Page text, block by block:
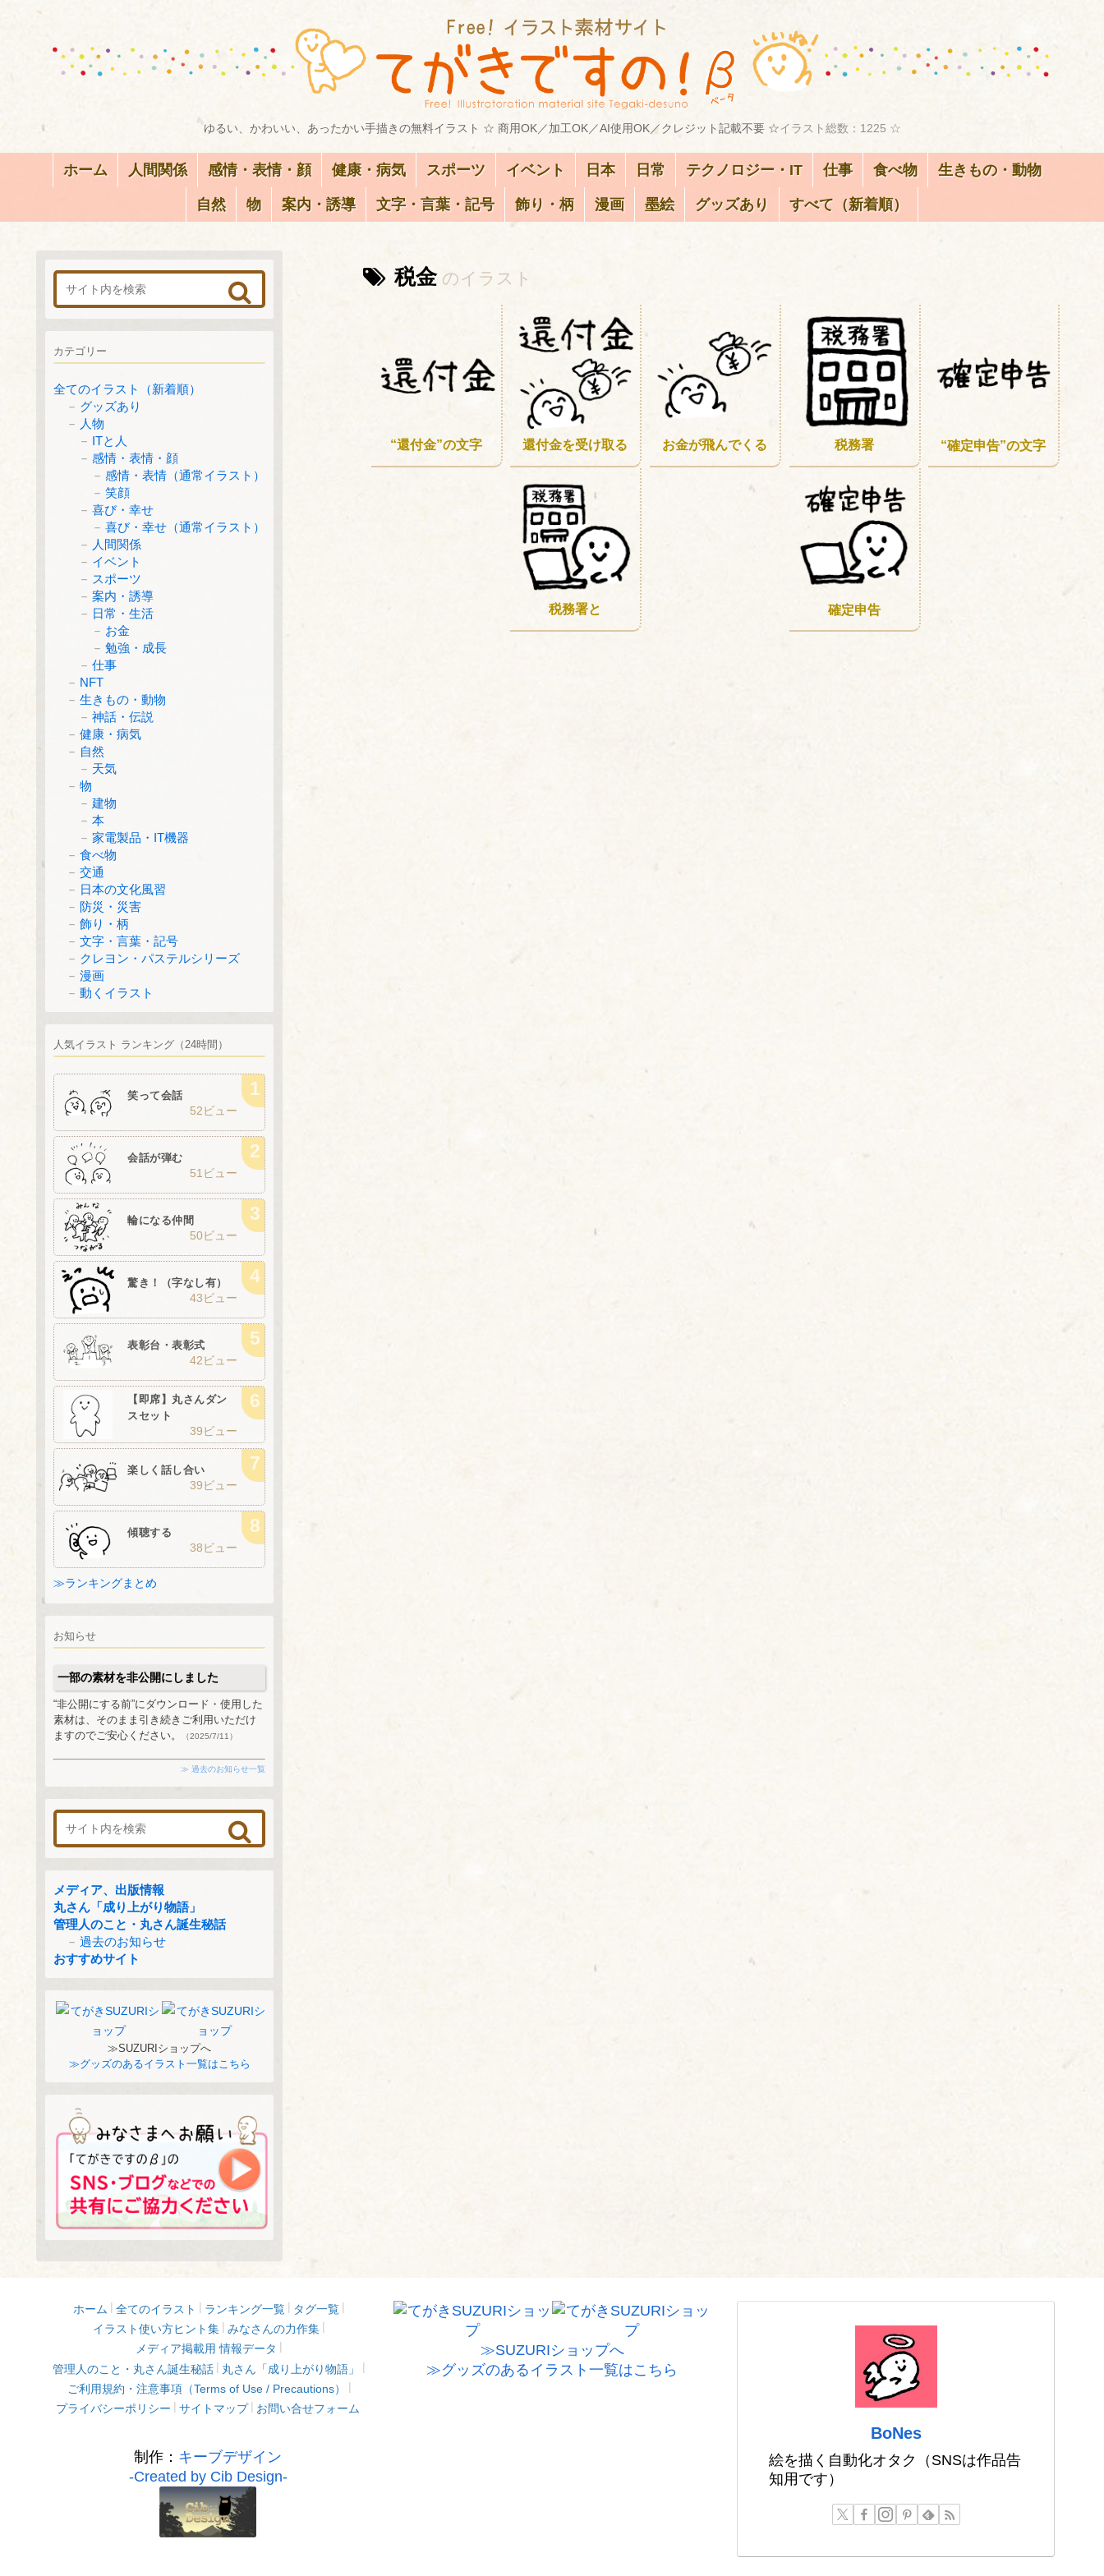
ゆるい、かわいい、あったかい手描きの無料イラスト ☆ 商用OK／加工OK／AI使用OK／クレジット記載不要 ☆イラスト総数：1225 ☆
ホーム 人間関係 感情・表情・顔 健康・病気 スポーツ イベント 日本 日常 テクノロジー・IT 仕事 食べ物 生きもの・動物
自然 物 案内・誘導 文字・言葉・記号 飾り・柄 漫画 墨絵 グッズあり すべて（新着順）
税金
“還付金”の文字 還付金を受け取る お金が飛んでくる 税務署 “確定申告”の文字
税務署と 確定申告
カテゴリー
全てのイラスト（新着順）
グッズあり
人物
ITと人
感情・表情・顔
感情・表情（通常イラスト）
笑顔
喜び・幸せ
喜び・幸せ（通常イラスト）
人間関係
イベント
スポーツ
案内・誘導
日常・生活
お金
勉強・成長
仕事
NFT
生きもの・動物
神話・伝説
健康・病気
自然
天気
物
建物
本
家電製品・IT機器
食べ物
交通
日本の文化風習
防災・災害
飾り・柄
文字・言葉・記号
クレヨン・パステルシリーズ
漫画
動くイラスト
人気イラスト ランキング（24時間）
笑って会話
52ビュー
会話が弾む
51ビュー
輪になる仲間
50ビュー
驚き！（字なし有）
43ビュー
表彰台・表彰式
42ビュー
【即席】丸さんダン
スセット
39ビュー
楽しく話し合い
39ビュー
傾聴する
38ビュー
≫ランキングまとめ
お知らせ
一部の素材を非公開にしました
“非公開にする前”にダウンロード・使用した
素材は、そのまま引き続きご利用いただけ
ますのでご安心ください。
（2025/7/11）
≫ 過去のお知らせ一覧
メディア、出版情報
丸さん「成り上がり物語」
管理人のこと・丸さん誕生秘話
過去のお知らせ
おすすめサイト
≫SUZURIショップへ
≫グッズのあるイラスト一覧はこちら
ホーム 全てのイラスト ランキング一覧
タグ一覧
イラスト使い方ヒント集
みなさんの力作集
メディア掲載用 情報データ
管理人のこと・丸さん誕生秘話
丸さん「成り上がり物語」
ご利用規約・注意事項（Terms of Use / Precautions）
プライバシーポリシー
サイトマップ お問い合せフォーム
制作： キーブデザイン
-Created by Cib Design-
≫SUZURIショップへ
≫グッズのあるイラスト一覧はこちら
BoNes
絵を描く自動化オタク（SNSは作品告
知用です）